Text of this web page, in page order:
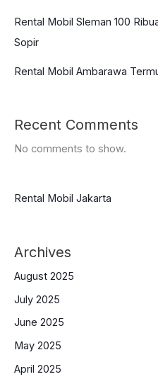
Rental Mobil Sleman 100
Sopir
Rental Mobil Ambarawa
Recent Comments
No comments to show.
Rental Mobil Jakarta
Archives
August 2025
July 2025
June 2025
May 2025
April 2025